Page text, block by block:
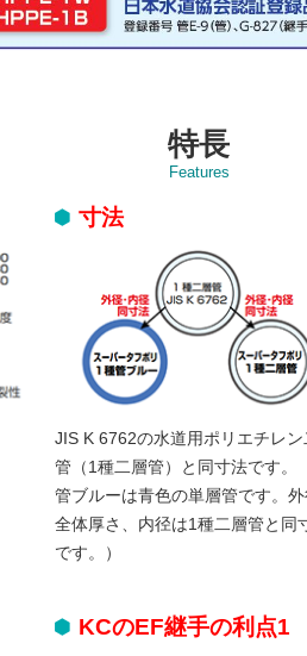
特長
Features
寸法
JIS K 6762の水道用ポリエチレン
管（1種二層管）と同寸法です。
管ブルーは青色の単層管です。
全体厚さ、内径は1種二層管と同
です。）
KCのEF継手の利点1